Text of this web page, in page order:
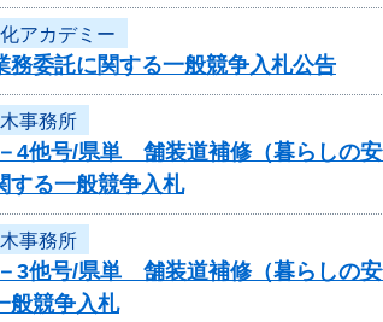
アカデミー
務委託に関する一般競争入札公告
事務所
4他号/県単 舗装道補修（暮らしの
する一般競争入札
事務所
3他号/県単 舗装道補修（暮らしの
般競争入札